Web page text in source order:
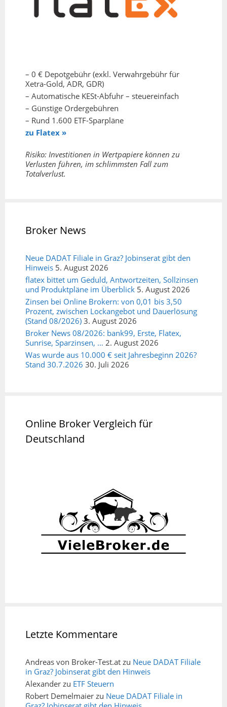
– 0 € Depotgebühr (exkl. Verwahrgebühr für
Xetra-Gold, ADR, GDR)
– Automatische KESt-Abfuhr – steuereinfach
– Günstige Ordergebühren
– Rund 1.600 ETF-Sparpläne
zu Flatex »
Risiko: Investitionen in Wertpapiere können zu
Verlusten führen, im schlimmsten Fall zum
Totalverlust.
Broker News
Neue DADAT Filiale in Graz? Jobinserat gibt den
Hinweis 5. August 2026
flatex bittet um Geduld, Antwortzeiten, Sollzinsen
und Produktpläne im Überblick 5. August 2026
Zinsen bei Online Brokern: von 0,01 bis 3,50
Prozent, zwischen Lockangebot und Dauerlösung
(Stand 08/2026) 3. August 2026
Broker News 08/2026: bank99, Erste, Flatex,
Sunrise, Sparzinsen, … 2. August 2026
Was wurde aus 10.000 € seit Jahresbeginn 2026?
Stand 30.7.2026 30. Juli 2026
Online Broker Vergleich für
Deutschland
Letzte Kommentare
Andreas von Broker-Test.at zu Neue DADAT Filiale
in Graz? Jobinserat gibt den Hinweis
Alexander zu ETF Steuern
Robert Demelmaier zu Neue DADAT Filiale in